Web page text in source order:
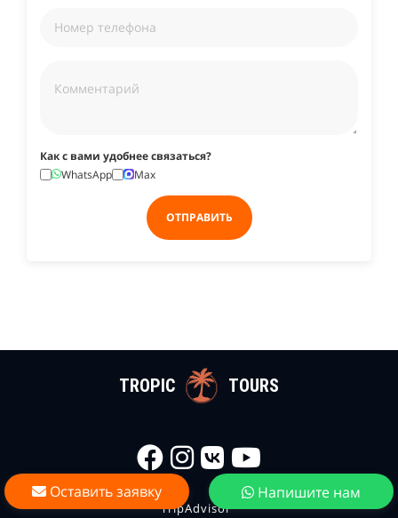
Как с вами удобнее связаться?
WhatsApp
Max
ОТПРАВИТЬ
TROPIC TOURS
Оставить заявку Напишите нам